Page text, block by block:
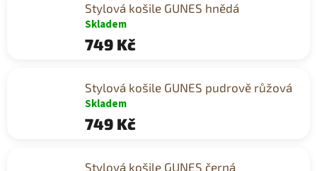
Stylová košile GUNES hnědá
Skladem
749 Kč
Stylová košile GUNES pudrově růžová
Skladem
749 Kč
Stylová košile GUNES černá